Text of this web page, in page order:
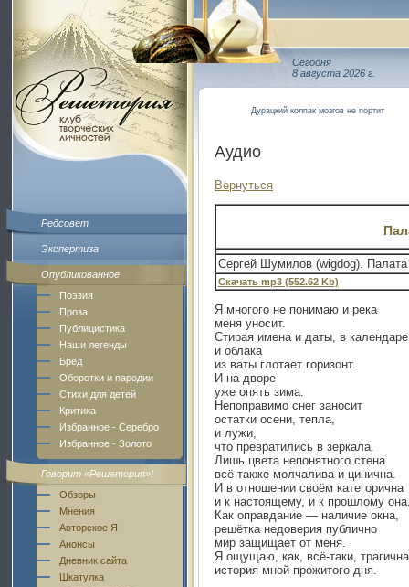
Редсовет
Экспертиза
Опубликованное
Поэзия
Проза
Публицистика
Наши легенды
Бред
Оборотки и пародии
Стихи для детей
Критика
Избранное - Серебро
Избранное - Золото
Говорит «Решетория»!
Обзоры
Мнения
Авторское Я
Анонсы
Дневник сайта
Шкатулка
Сегодня
8 августа 2026 г.
Дурацкий колпак мозгов не портит
Аудио
Вернуться
Сергей Шумилов (wigdog).
Скачать mp3 (552.62 Kb)
Я многого не понимаю и река
меня уносит.
Стирая имена и даты, в календаре
и облака
из ваты глотает горизонт.
И на дворе
уже опять зима.
Непоправимо снег заносит
остатки осени, тепла,
и лужи,
что превратились в зеркала.
Лишь цвета непонятного стена
всё также молчалива и цинична.
И в отношении своём категорична
и к настоящему, и к прошлому
Как оправдание — наличие окна,
решётка недоверия публично
мир защищает от меня.
Я ощущаю, как, всё-таки, трагична
история мной прожитого дня.